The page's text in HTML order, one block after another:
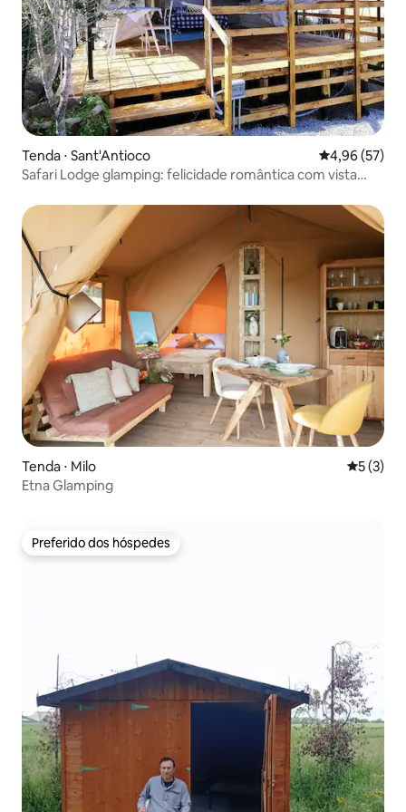
Tenda ⋅ Sant'Antioco 4,96 de uma
4,96 (57)
Safari Lodge glamping: felicidade romântica com vista
Tenda ⋅ Milo 5 de
5 (3)
Etna Glamping
Preferido dos hóspedes
Preferido dos hóspedes